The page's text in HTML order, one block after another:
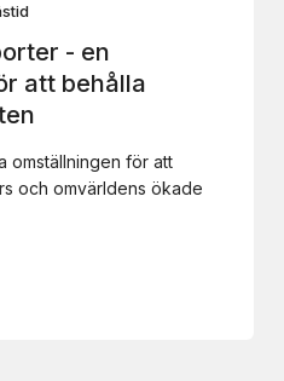
- en
att behålla
omställningen för att
och omvärldens ökade